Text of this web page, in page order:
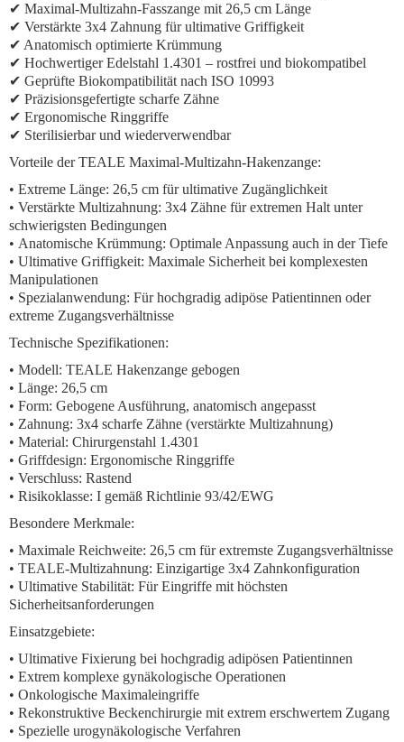
✔ Maximal-Multizahn-Fasszange mit 26,5 cm Länge
✔ Verstärkte 3x4 Zahnung für ultimative Griffigkeit
✔ Anatomisch optimierte Krümmung
✔ Hochwertiger Edelstahl 1.4301 – rostfrei und biokompatibel
✔ Geprüfte Biokompatibilität nach ISO 10993
✔ Präzisionsgefertigte scharfe Zähne
✔ Ergonomische Ringgriffe
✔ Sterilisierbar und wiederverwendbar
Vorteile der TEALE Maximal-Multizahn-Hakenzange:
• Extreme Länge: 26,5 cm für ultimative Zugänglichkeit
• Verstärkte Multizahnung: 3x4 Zähne für extremen Halt unter
schwierigsten Bedingungen
• Anatomische Krümmung: Optimale Anpassung auch in der Tiefe
• Ultimative Griffigkeit: Maximale Sicherheit bei komplexesten
Manipulationen
• Spezialanwendung: Für hochgradig adipöse Patientinnen oder
extreme Zugangsverhältnisse
Technische Spezifikationen:
• Modell: TEALE Hakenzange gebogen
• Länge: 26,5 cm
• Form: Gebogene Ausführung, anatomisch angepasst
• Zahnung: 3x4 scharfe Zähne (verstärkte Multizahnung)
• Material: Chirurgenstahl 1.4301
• Griffdesign: Ergonomische Ringgriffe
• Verschluss: Rastend
• Risikoklasse: I gemäß Richtlinie 93/42/EWG
Besondere Merkmale:
• Maximale Reichweite: 26,5 cm für extremste Zugangsverhältnisse
• TEALE-Multizahnung: Einzigartige 3x4 Zahnkonfiguration
• Ultimative Stabilität: Für Eingriffe mit höchsten
Sicherheitsanforderungen
Einsatzgebiete:
• Ultimative Fixierung bei hochgradig adipösen Patientinnen
• Extrem komplexe gynäkologische Operationen
• Onkologische Maximaleingriffe
• Rekonstruktive Beckenchirurgie mit extrem erschwertem Zugang
• Spezielle urogynäkologische Verfahren